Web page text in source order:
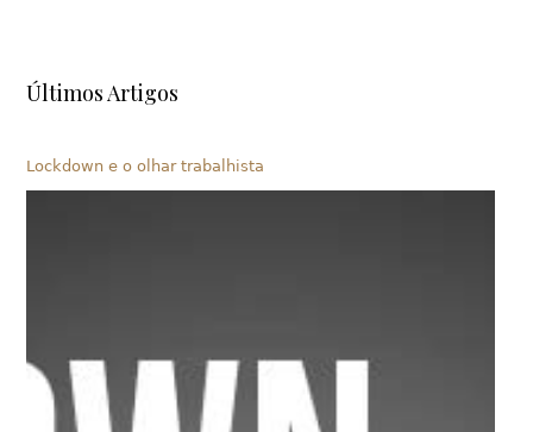
Últimos Artigos
Lockdown e o olhar trabalhista